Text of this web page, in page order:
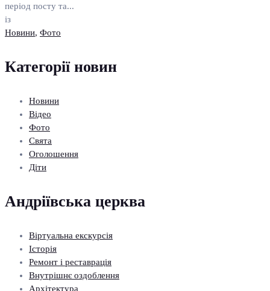
період посту та...
із
Новини, Фото
Категорії новин
Новини
Відео
Фото
Свята
Оголошення
Діти
Андріївська церква
Віртуальна екскурсія
Історія
Ремонт і реставрація
Внутрішнє оздоблення
Архітектура